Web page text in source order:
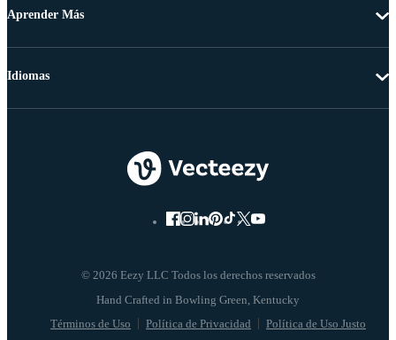
Aprender Más
© 2026 Eezy LLC Todos los derechos reservados
Términos de Uso Política de Privacidad Política de Uso Justo
Idiomas